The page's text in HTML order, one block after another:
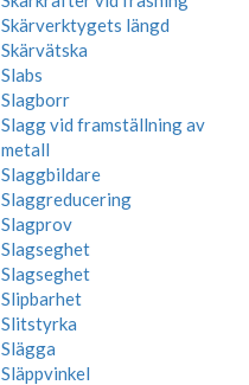
Skärverktygets längd
Skärvätska
Slabs
Slagborr
Slagg vid framställning av
metall
Slaggbildare
Slaggreducering
Slagprov
Slagseghet
Slagseghet
Slipbarhet
Slitstyrka
Slägga
Släppvinkel